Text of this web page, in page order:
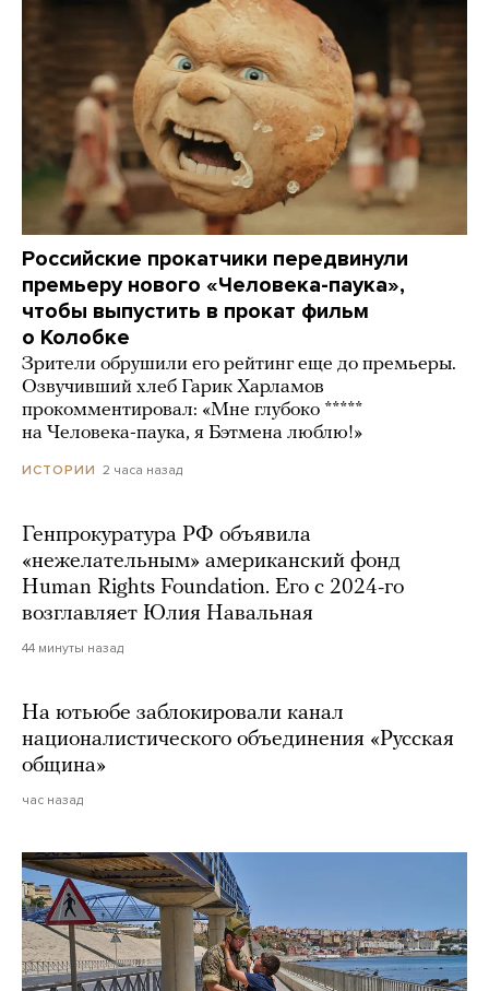
Российские прокатчики передвинули
премьеру нового «Человека-паука»,
чтобы выпустить в прокат фильм
о Колобке
Зрители обрушили его рейтинг еще до премьеры.
Озвучивший хлеб Гарик Харламов
прокомментировал: «Мне глубоко *****
на Человека-паука, я Бэтмена люблю!»
ИСТОРИИ 2 часа назад
Генпрокуратура РФ объявила
«нежелательным» американский фонд
Human Rights Foundation. Его с 2024-го
возглавляет Юлия Навальная
44 минуты назад
На ютьюбе заблокировали канал
националистического объединения «Русская
община»
час назад